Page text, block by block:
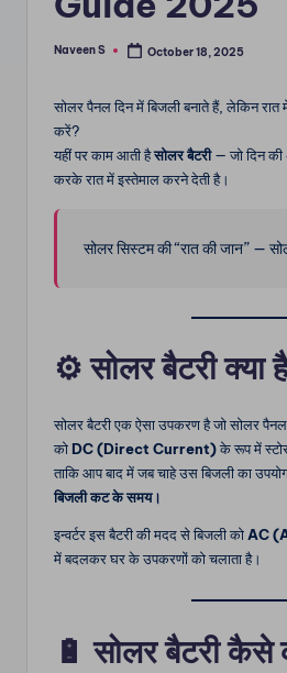
Posted
Naveen S October 18, 2025
सोलर पैनल दिन में बिजली बनाते हैं, लेकिन रात
करें?
यहीं पर काम आती हैसोलर बैटरी— जो दिन की
करके रात में इस्तेमाल करने देती है।
सोलर सिस्टम की “रात की जान” —
⚙️सोलर बैटरी क्या
सोलर बैटरी एक ऐसा उपकरण है जो सोलर पैनल
को DC (Direct Current)के रूप में
ताकि आप बाद में जब चाहे उस बिजली का
बिजली कट के समय।
इन्वर्टर इस बैटरी की मदद से बिजली कोAC
में बदलकर घर के उपकरणों को चलाता है।
🔋सोलर बैटरी कैसे